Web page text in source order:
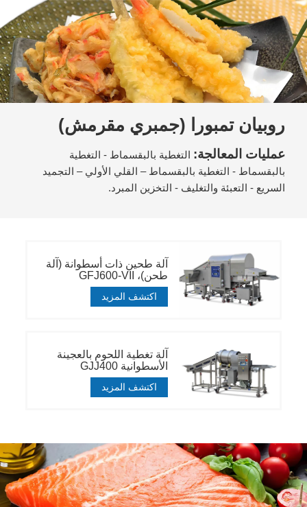
روبيان تمبورا (جمبري مقرمش)
عمليات المعالجة: التغطية بالبقسماط - التغطية
بالبقسماط - التغطية بالبقسماط – القلي الأولي – التجميد
السريع - التعبئة والتغليف - التخزين المبرد.
آلة طحين ذات أسطوانة (آلة
طحن)، GFJ600-VII
اكتشف المزيد
آلة تغطية اللحوم بالعجينة
الأسطوانية GJJ400
اكتشف المزيد